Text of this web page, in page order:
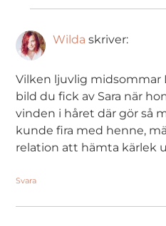
Wilda skriver:
Vilken ljuvlig midsommar
bild du fick av Sara när
vinden i håret där gör så
kunde fira med henne,
relation att hämta kärlek
Svara